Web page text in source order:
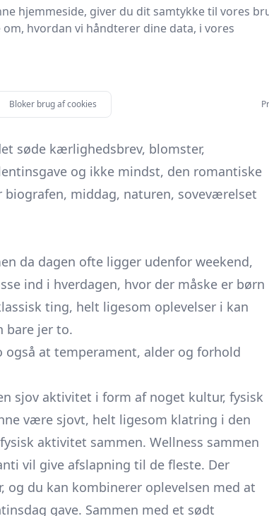
blev indført, for danskerne afviste
slog til. Og her, at traditionen med at
måder, for i bund og grund går det
søde kærlighedsbrev, blomster,
og ikke mindst, den romantiske
biografen, middag, naturen, soveværelset
da dagen ofte ligger udenfor weekend,
ind i hverdagen, hvor der måske er børn
ting, helt ligesom oplevelser i kan
bare jer to.
at temperament, alder og forhold
sjov aktivitet i form af noget kultur, fysisk
være sjovt, helt ligesom klatring i den
aktivitet sammen. Wellness sammen
vil give afslapning til de fleste. Der
du kan kombinerer oplevelsen med at
gave. Sammen med et sødt
hjemmeside, giver du dit samtykke til vores
hvordan vi håndterer dine data, i vores
Bloker brug af cookies